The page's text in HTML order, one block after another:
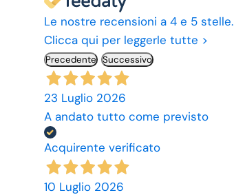
Le nostre recensioni a 4 e 5 stelle.
Clicca qui per leggerle tutte >
Precedente Successivo
23 Luglio 2026
A andato tutto come previsto
Acquirente verificato
10 Luglio 2026